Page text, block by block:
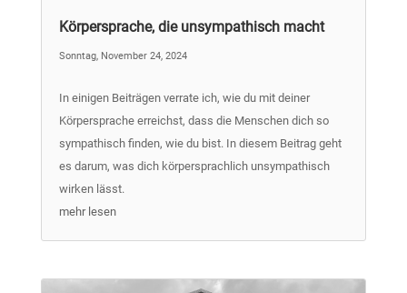
Körpersprache, die unsympathisch macht
Sonntag, November 24, 2024
In einigen Beiträgen verrate ich, wie du mit deiner
Körpersprache erreichst, dass die Menschen dich so
sympathisch finden, wie du bist. In diesem Beitrag geht
es darum, was dich körpersprachlich unsympathisch
wirken lässt.
mehr lesen